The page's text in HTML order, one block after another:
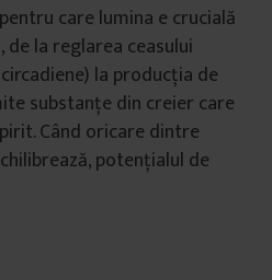
care lumina e crucială
la reglarea ceasului
la producția de
substanțe din creier care
Când oricare dintre
potențialul de